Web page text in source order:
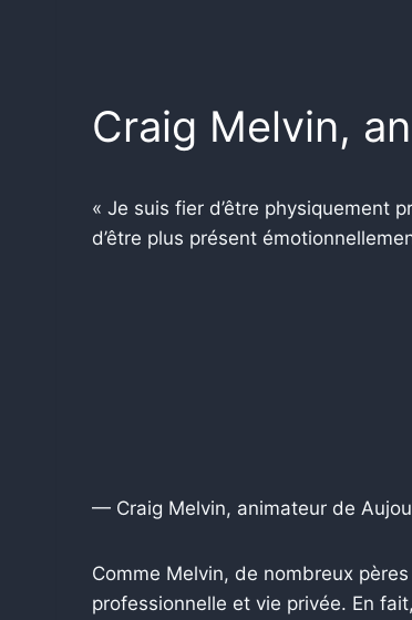
Craig Melvin,
« Je suis fier d’être physiquement
d’être plus présent
— Craig Melvin, animateur de
Comme Melvin, de nombreux
professionnelle et vie privée. En